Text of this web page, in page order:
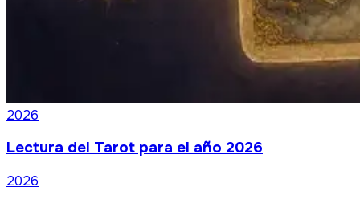
2026
Lectura del Tarot para el año 2026
2026